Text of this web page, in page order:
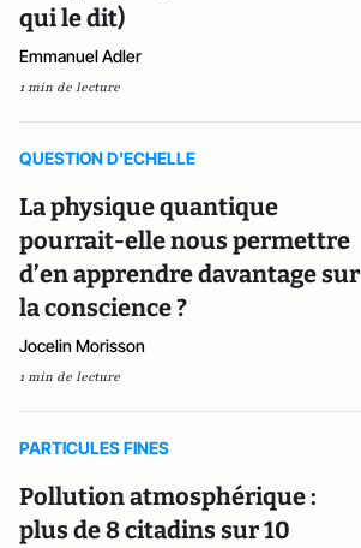
qui le dit)
Emmanuel Adler
1 min de lecture
QUESTION D'ECHELLE
La physique quantique
pourrait-elle nous permettre
d’en apprendre davantage sur
la conscience ?
Jocelin Morisson
1 min de lecture
PARTICULES FINES
Pollution atmosphérique :
plus de 8 citadins sur 10